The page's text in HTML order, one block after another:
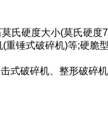
氏硬度大小(莫氏硬
锤式破碎机)等;硬脆
式破碎机、整形破碎